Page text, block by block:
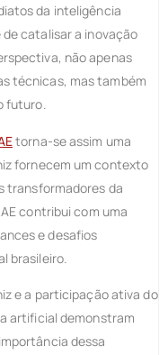
da inteligência
catalisar a inovação
não apenas
técnicas, mas também
futuro.
torna-se assim uma
fornecem um contexto
transformadores da
contribui com uma
e desafios
brasileiro.
e a participação ativa do
artificial demonstram
dessa